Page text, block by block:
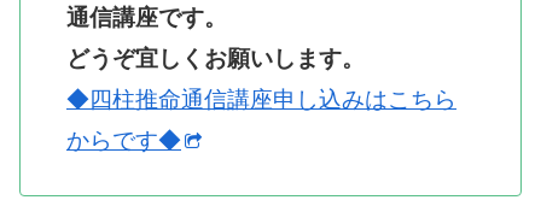
通信講座です。
どうぞ宜しくお願いします。
◆四柱推命通信講座申し込みはこちら
からです◆